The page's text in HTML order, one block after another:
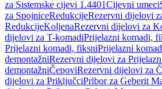
za Sistemske cijevi 1.4401Cijevni umeci
za SpojniceRedukcijeRezervni dijelovi
RedukcijeKoljenaRezervni dijelovi za
dijelovi za T-komadiPrijelazni komadi,
Prijelazni komadi, fiksniPrijelazni
demontažniRezervni dijelovi za
demontažniČepoviRezervni dijelovi za
dijelovi za PriključciPribor za Geberit